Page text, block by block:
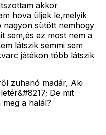
akkor
hova üljek le,melyik
nagyon sütött nemhogy
sem,és ez most nem a
látszik semmi sem
játékon több látszik
zuhanó madár, Aki
De mit
a halál?